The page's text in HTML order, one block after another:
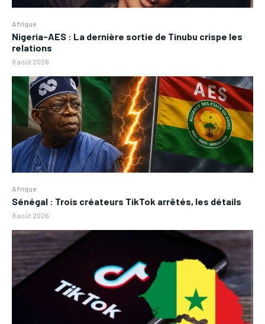
Afrique
Nigeria-AES : La dernière sortie de Tinubu crispe les
relations
8 août 2026
Afrique
Sénégal : Trois créateurs TikTok arrêtés, les détails
8 août 2026